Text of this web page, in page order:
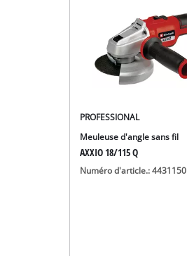
PROFESSIONAL
Meuleuse d'angle sans fil
AXXIO 18/115 Q
Numéro d'article.: 4431150